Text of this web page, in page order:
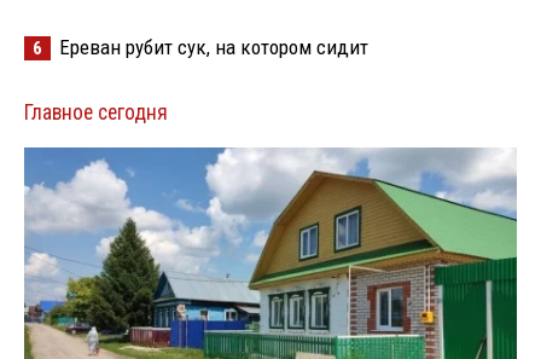
6 Ереван рубит сук, на котором сидит
Главное сегодня